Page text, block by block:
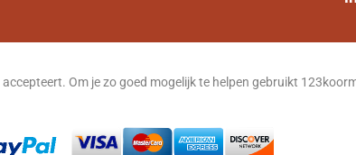
accepteert. Om je zo goed mogelijk te helpen gebruikt